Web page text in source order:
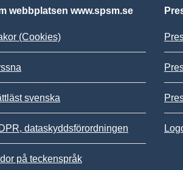
webbplatsen www.spsm.se
(Cookies)
svenska
dataskyddsförordningen
på teckenspråk